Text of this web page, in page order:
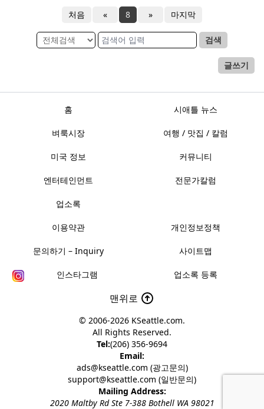
처음 « 8 » 마지막
검색
글쓰기
홈 시애틀 뉴스
벼룩시장 여행 / 맛집 / 칼럼
미국 정보 커뮤니티
엔터테인먼트 전문가칼럼
업소록
이용약관 개인정보정책
문의하기 – Inquiry 사이트맵
인스타그램 업소록 등록
맨위로
© 2006-2026 KSeattle.com.
All Rights Reserved.
Tel:(206) 356-9694
Email:
ads@kseattle.com (광고문의)
support@kseattle.com (일반문의)
Mailing Address:
2020 Maltby Rd Ste 7-388 Bothell WA 98021